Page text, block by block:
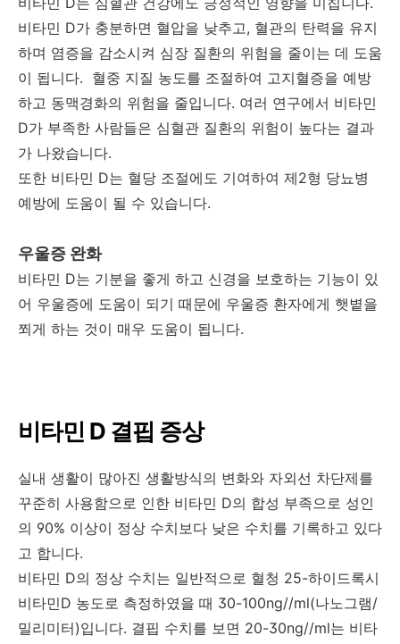
비타민 D가 충분하면 혈압을 낮추고, 혈관의 탄력을 유지
하며 염증을 감소시켜 심장 질환의 위험을 줄이는 데 도움
이 됩니다. 혈중 지질 농도를 조절하여 고지혈증을 예방
하고 동맥경화의 위험을 줄입니다. 여러 연구에서 비타민
D가 부족한 사람들은 심혈관 질환의 위험이 높다는 결과
가 나왔습니다.
또한 비타민 D는 혈당 조절에도 기여하여 제2형 당뇨병
예방에 도움이 될 수 있습니다.
우울증 완화
비타민 D는 기분을 좋게 하고 신경을 보호하는 기능이 있
어 우울증에 도움이 되기 때문에 우울증 환자에게 햇볕을
쬐게 하는 것이 매우 도움이 됩니다.
비타민 D 결핍 증상
실내 생활이 많아진 생활방식의 변화와 자외선 차단제를
꾸준히 사용함으로 인한 비타민 D의 합성 부족으로 성인
의 90% 이상이 정상 수치보다 낮은 수치를 기록하고 있다
고 합니다.
비타민 D의 정상 수치는 일반적으로 혈청 25-하이드록시
비타민D 농도로 측정하였을 때 30-100ng//ml(나노그램/
밀리미터)입니다. 결핍 수치를 보면 20-30ng//ml는 비타